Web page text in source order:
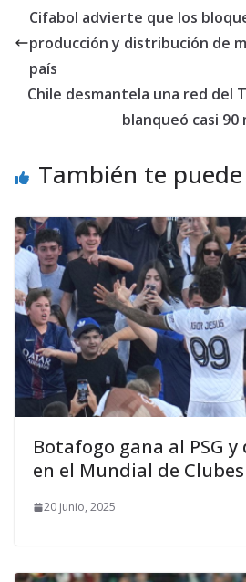
Cifabol advierte que los
producción y distribución de
país
Chile desmantela una red del
blanqueó casi
También te
Botafogo gana al PSG
en el Mundial de Clubes
20 junio, 2025